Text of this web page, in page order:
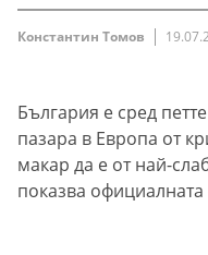
Константин Томов
България е сред
пазара в Европа от
макар да е от най-
показва официалната